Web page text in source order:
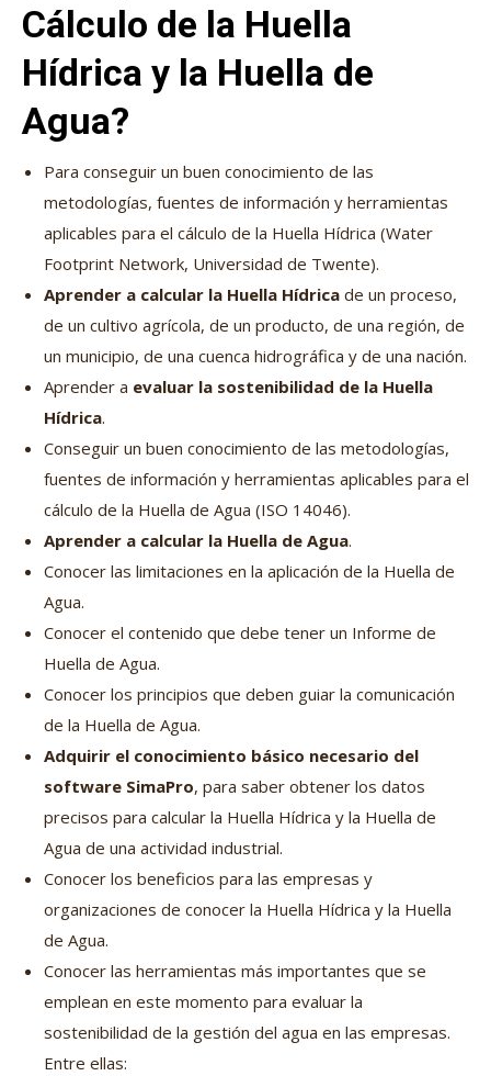
Cálculo de la Huella
Hídrica y la Huella de
Agua?
Para conseguir un buen conocimiento de las
metodologías, fuentes de información y herramientas
aplicables para el cálculo de la Huella Hídrica (Water
Footprint Network, Universidad de Twente).
Aprender a calcular la Huella Hídrica de un proceso,
de un cultivo agrícola, de un producto, de una región, de
un municipio, de una cuenca hidrográfica y de una nación.
Aprender a evaluar la sostenibilidad de la Huella
Hídrica.
Conseguir un buen conocimiento de las metodologías,
fuentes de información y herramientas aplicables para el
cálculo de la Huella de Agua (ISO 14046).
Aprender a calcular la Huella de Agua.
Conocer las limitaciones en la aplicación de la Huella de
Agua.
Conocer el contenido que debe tener un Informe de
Huella de Agua.
Conocer los principios que deben guiar la comunicación
de la Huella de Agua.
Adquirir el conocimiento básico necesario del
software SimaPro, para saber obtener los datos
precisos para calcular la Huella Hídrica y la Huella de
Agua de una actividad industrial.
Conocer los beneficios para las empresas y
organizaciones de conocer la Huella Hídrica y la Huella
de Agua.
Conocer las herramientas más importantes que se
emplean en este momento para evaluar la
sostenibilidad de la gestión del agua en las empresas.
Entre ellas: